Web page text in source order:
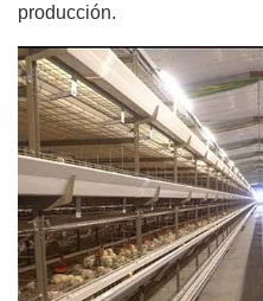
producción.